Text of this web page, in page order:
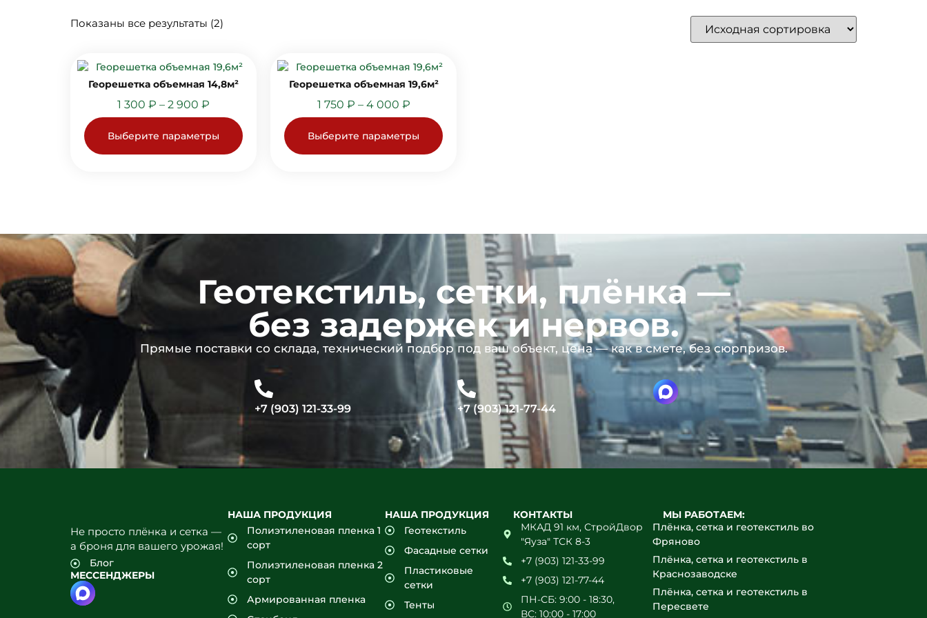
Показаны все результаты (2)
Георешетка объемная 14,8м²
1 300 ₽ – 2 900 ₽
Выберите параметры
Георешетка объемная 19,6м²
1 750 ₽ – 4 000 ₽
Выберите параметры
Геотекстиль, сетки, плёнка —
без задержек и нервов.
Прямые поставки со склада, технический подбор под ваш объект, цена — как в смете, без сюрпризов.
+7 (903) 121-33-99 +7 (903) 121-77-44
Не просто плёнка и сетка —
а броня для вашего урожая!
Блог
МЕССЕНДЖЕРЫ
МЫ РАБОТАЕМ:
Плёнка, сетка и геотекстиль во
Фряново
Плёнка, сетка и геотекстиль в
Краснозаводске
Плёнка, сетка и геотекстиль в
Пересвете
НАША ПРОДУКЦИЯ
Полиэтиленовая пленка 1
сорт
Полиэтиленовая пленка 2
сорт
Армированная пленка
НАША ПРОДУКЦИЯ
Геотекстиль
Фасадные сетки
Пластиковые
сетки
Тенты
КОНТАКТЫ
МКАД 91 км, СтройДвор
"Яуза" ТСК 8-3
+7 (903) 121-33-99
+7 (903) 121-77-44
ПН-СБ: 9:00 - 18:30,
ВС: 10:00 - 17:00